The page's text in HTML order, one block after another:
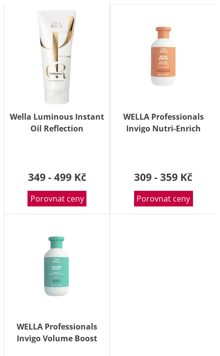
Wella Luminous Instant
Oil Reflection
349 - 499 Kč
Porovnat ceny
WELLA Professionals
Invigo Nutri-Enrich
309 - 359 Kč
Porovnat ceny
WELLA Professionals
Invigo Volume Boost